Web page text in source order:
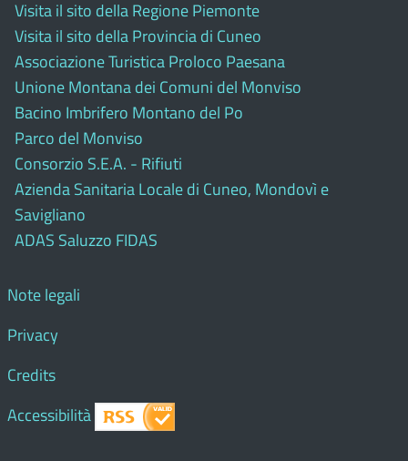
Visita il sito della Regione Piemonte
Visita il sito della Provincia di Cuneo
Associazione Turistica Proloco Paesana
Unione Montana dei Comuni del Monviso
Bacino Imbrifero Montano del Po
Parco del Monviso
Consorzio S.E.A. - Rifiuti
Azienda Sanitaria Locale di Cuneo, Mondovì e
Savigliano
ADAS Saluzzo FIDAS
Note legali
Privacy
Credits
Accessibilità